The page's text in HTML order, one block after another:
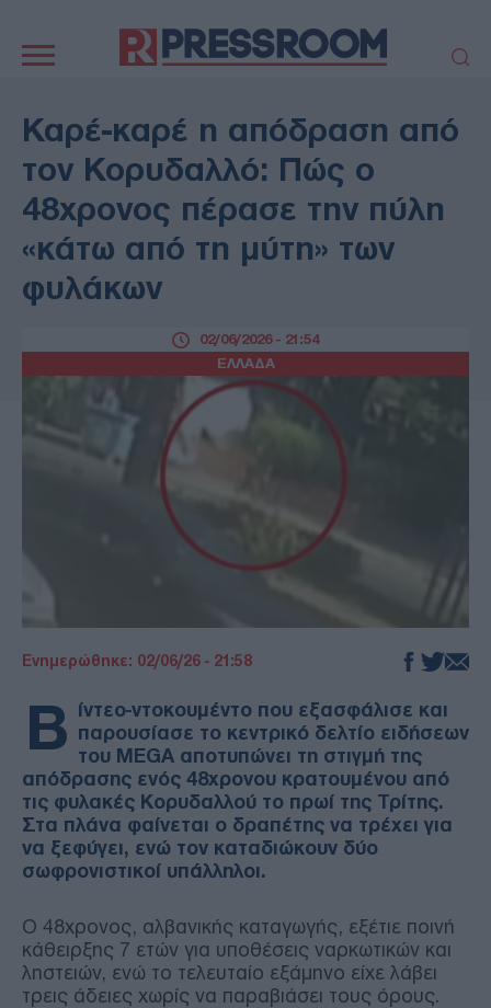
πλοήγηση
ΠΟΛΙΤΙΚΗ
ΤΟΥΡΚΙΑ
ΟΙΚΟΝΟΜΙΑ
ΕΛΛΑΔΑ
ΕΚΚΛΗΣΙΑ
ΑΜΥΝΑ
ΔΙΕΘΝΗ
ΚΥΠΡΟΣ
MEDIA
LIFESTYLE
SPORTS
ΤΕΧΝΟΛΟΓΙΑ
ΠΑΡΑΞΕΝΑ
ΖΩΔΙΑ
ΑΡΘΡΟΓΡΑΦΙΑ
Καρέ-καρέ η απόδραση από
τον Κορυδαλλό: Πώς ο
48χρονος πέρασε την πύλη
«κάτω από τη μύτη» των
φυλάκων
ΕΛΛΑΔΑ
02/06/2026 - 21:54
Ενημερώθηκε: 02/06/26 - 21:58
Β ίντεο-ντοκουμέντο που εξασφάλισε και
παρουσίασε το κεντρικό δελτίο ειδήσεων
του MEGA αποτυπώνει τη στιγμή της
απόδρασης ενός 48χρονου κρατουμένου από
τις φυλακές Κορυδαλλού το πρωί της Τρίτης.
Στα πλάνα φαίνεται ο δραπέτης να τρέχει για
να ξεφύγει, ενώ τον καταδιώκουν δύο
σωφρονιστικοί υπάλληλοι.
Ο 48χρονος, αλβανικής καταγωγής, εξέτιε ποινή
κάθειρξης 7 ετών για υποθέσεις ναρκωτικών και
ληστειών, ενώ το τελευταίο εξάμηνο είχε λάβει
τρεις άδειες χωρίς να παραβιάσει τους όρους.